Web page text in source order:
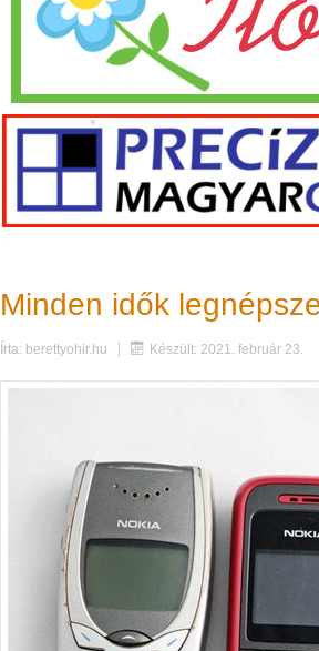
Minden idők
Írta: berettyohir.hu Készült: 2021. február 23.